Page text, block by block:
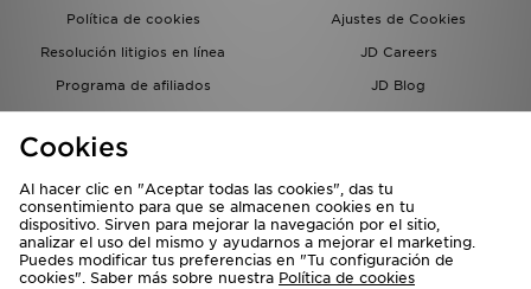
Política de cookies
Ajustes de Cookies
Resolución litigios en línea
JD Careers
Programa de afiliados
JD Blog
del grupo JD - Whistleblowing
Cookies
Al hacer clic en "Aceptar todas las cookies", das tu
consentimiento para que se almacenen cookies en tu
dispositivo. Sirven para mejorar la navegación por el sitio,
analizar el uso del mismo y ayudarnos a mejorar el marketing.
Puedes modificar tus preferencias en "Tu configuración de
cookies". Saber más sobre nuestra Política de cookies